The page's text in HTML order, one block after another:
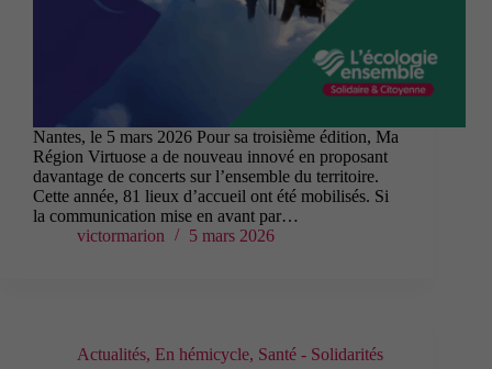
Nantes, le 5 mars 2026 Pour sa troisième édition, Ma
Région Virtuose a de nouveau innové en proposant
davantage de concerts sur l’ensemble du territoire.
Cette année, 81 lieux d’accueil ont été mobilisés. Si
la communication mise en avant par…
victormarion
5 mars 2026
Actualités, En hémicycle, Santé - Solidarités